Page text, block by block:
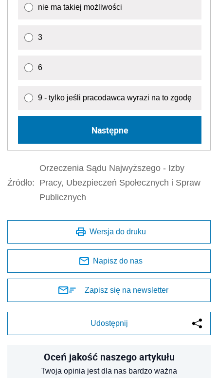
nie ma takiej możliwości
3
6
9 - tylko jeśli pracodawca wyrazi na to zgodę
Następne
Źródło:
Orzeczenia Sądu Najwyższego - Izby
Pracy, Ubezpieczeń Społecznych i Spraw
Publicznych
Wersja do druku
Napisz do nas
Zapisz się na newsletter
Udostępnij
Oceń jakość naszego artykułu
Twoja opinia jest dla nas bardzo ważna